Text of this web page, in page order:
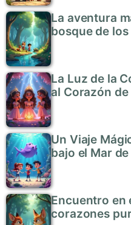
La aventura
bosque de
La Luz de la
al Corazón de
Un Viaje
bajo el Mar
Encuentro en
corazones